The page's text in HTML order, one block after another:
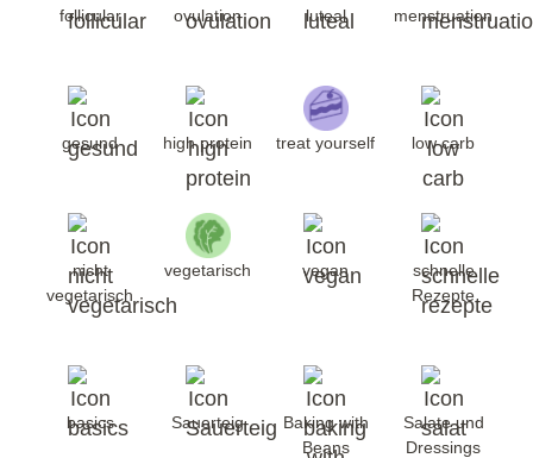
follicular ovulation luteal menstruation
gesund high protein treat yourself low carb
nicht
vegetarisch
vegetarisch vegan
schnelle
Rezepte
basics Sauerteig
Baking with
Beans
Salate und
Dressings